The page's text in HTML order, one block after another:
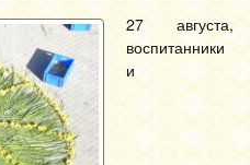
27 августа,
воспитанники
и